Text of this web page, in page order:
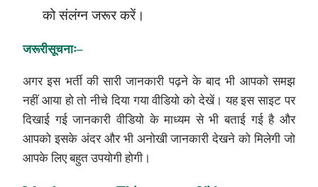
को संलंग्न जरूर करें।
जरूरीसूचनाः–
अगर इस भर्ती की सारी जानकारी पढ़ने के बाद भी आपको समझ
नहीं आया हो तो नीचे दिया गया वीडियो को देखें। यह इस साइट पर
दिखाई गई जानकारी वीडियो के माध्यम से भी बताई गई है और
आपको इसके अंदर और भी अनोखी जानकारी देखने को मिलेगी जो
आपके लिए बहुत उपयोगी होगी।